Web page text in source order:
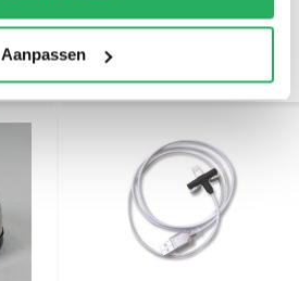
Aanpassen
€ 39,95Incl. btw